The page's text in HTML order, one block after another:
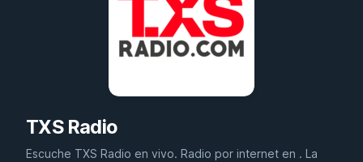
TXS Radio
Escuche TXS Radio en vivo. Radio por internet en . La